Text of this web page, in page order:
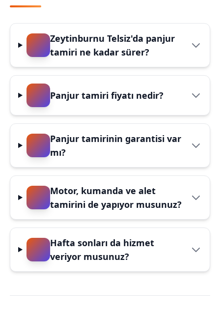
Zeytinburnu Telsiz'da panjur
tamiri ne kadar sürer?
Panjur tamiri fiyatı nedir?
Panjur tamirinin garantisi var
mı?
Motor, kumanda ve alet
tamirini de yapıyor musunuz?
Hafta sonları da hizmet
veriyor musunuz?